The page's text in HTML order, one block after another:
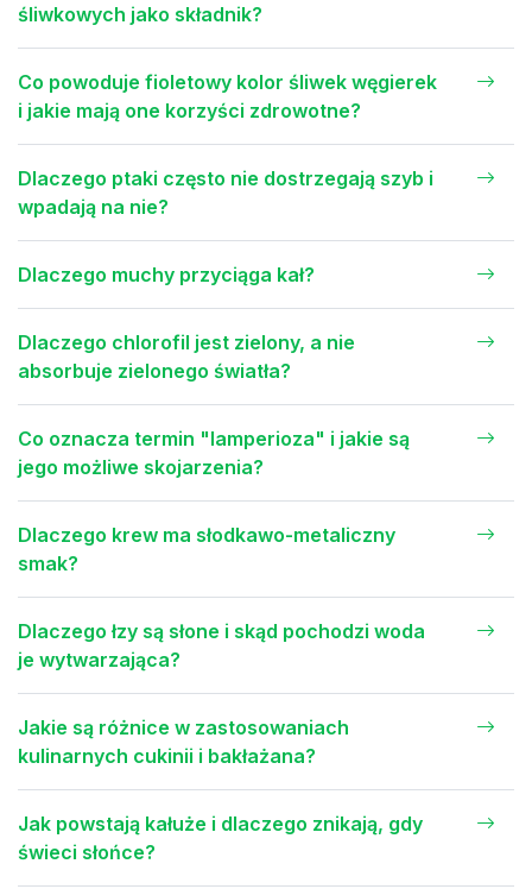
śliwkowych jako składnik?
Co powoduje fioletowy kolor śliwek węgierek
i jakie mają one korzyści zdrowotne?
Dlaczego ptaki często nie dostrzegają szyb i
wpadają na nie?
Dlaczego muchy przyciąga kał?
Dlaczego chlorofil jest zielony, a nie
absorbuje zielonego światła?
Co oznacza termin "lamperioza" i jakie są
jego możliwe skojarzenia?
Dlaczego krew ma słodkawo-metaliczny
smak?
Dlaczego łzy są słone i skąd pochodzi woda
je wytwarzająca?
Jakie są różnice w zastosowaniach
kulinarnych cukinii i bakłażana?
Jak powstają kałuże i dlaczego znikają, gdy
świeci słońce?